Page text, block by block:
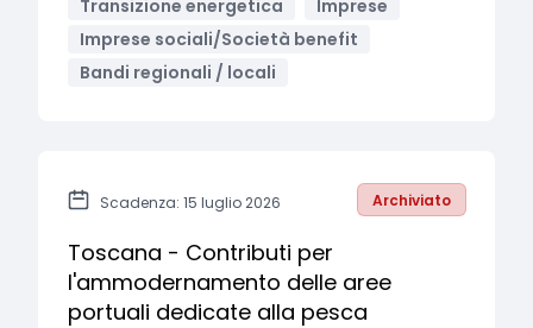
Transizione energetica
Imprese
Imprese sociali/Società benefit
Bandi regionali / locali
Scadenza: 15 luglio 2026 Archiviato
Toscana - Contributi per
l'ammodernamento delle aree
portuali dedicate alla pesca